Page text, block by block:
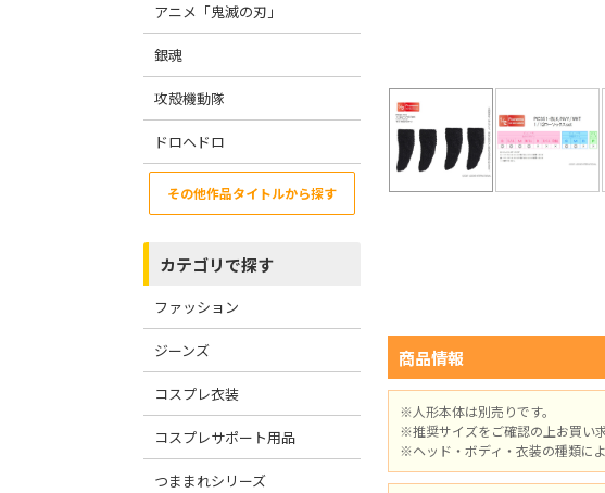
アニメ「鬼滅の刃」
銀魂
攻殻機動隊
ドロヘドロ
その他作品タイトルから探す
カテゴリで探す
ファッション
ジーンズ
コスプレ衣装
コスプレサポート用品
つままれシリーズ
商品情報
※人形本体は別売りです。
※推奨サイズをご確認の上お買い
※ヘッド・ボディ・衣装の種類に